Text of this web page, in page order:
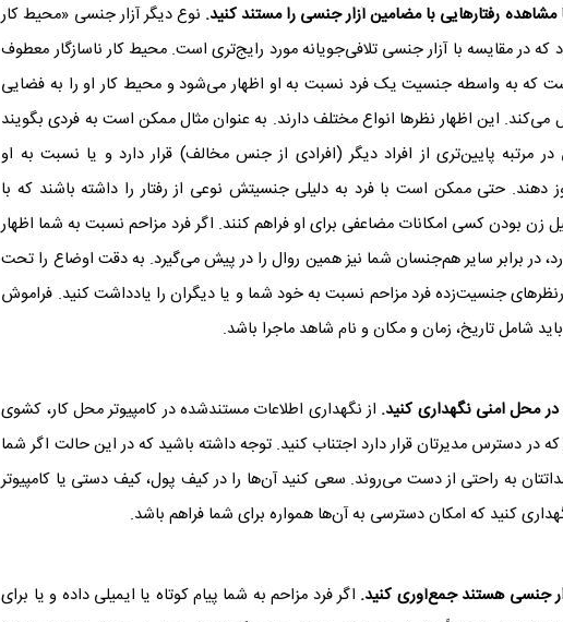
نوع دیگر آزار جنسی «محیط کار
که درمقایسه با آزار جنسی تلافی‌جویانه مورد رایج‌تری است. محیط کار ناسازگار معطوف
که به واسطه جنسیت‌ یک فرد نسبت به او اظهار می‌شود و محیط کار او را به فضایی
می‌کند. این اظهار نظرها انواع مختلف دارند. به عنوان مثال ممکن است به فردی بگویند
مرتبه پایین‌تری از افراد دیگر (افرادی از جنس مخالف) قرار دارد و یا نسبت به او
دهند. حتی ممکن است با فرد به دلیلی جنسیتش نوعی از رفتار را داشته باشند که با
زن بودن کسی امکانات مضاعفی برای او فراهم کنند. اگر فرد مزاحم نسبت به شما اظهار
در برابر سایر هم‌جنسان شما نیز همین روال را در پیش می‌گیرد. به دقت اوضاع را تحت
جنسیت‌زده فرد مزاحم نسبت به خود شما و یا دیگران را یادداشت کنید. فراموش
شامل تاریخ، زمان و مکان و نام شاهد ماجرا باشد.
از نگهداری اطلاعات مستندشده در کامپیوتر محل کار، کشوی
در دسترس مدیرتان قرار دارد اجتناب کنید. توجه داشته باشید که در این حالت اگر شما
به راحتی از دست می‌روند. سعی کنید آن‌ها را در کیف پول، کیف دستی یا کامپیوتر
کنید که امکان دسترسی به آن‌ها همواره برای شما فراهم باشد.
جنسی هستند جمع‌آوری کنید. اگر فرد مزاحم به شما پیام کوتاه یا ایمیلی داده و یا برای